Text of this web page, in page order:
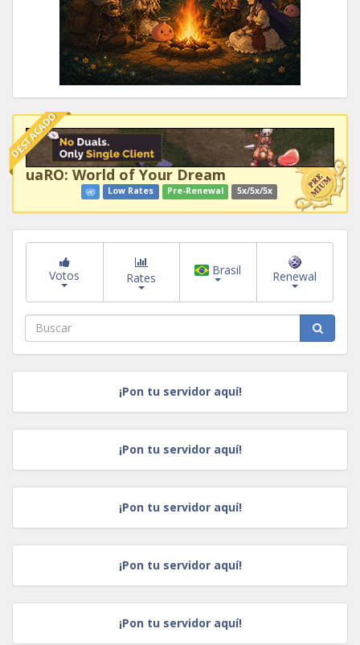
DESTACADO
uaRO: World of Your Dream
Low Rates Pre-Renewal 5x/5x/5x
Votos Rates
Brasil Renewal
¡Pon tu servidor aquí!
¡Pon tu servidor aquí!
¡Pon tu servidor aquí!
¡Pon tu servidor aquí!
¡Pon tu servidor aquí!